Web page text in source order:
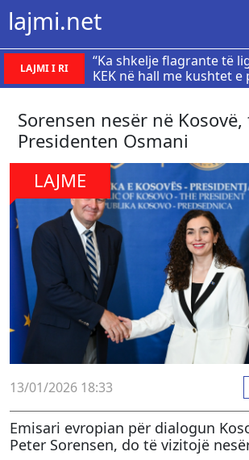
lajmi.net
LAJMI I RI
“Ka shkelje flagrante të
KEK në hall me kushtet e
Sorensen nesër në
Presidenten Osmani
LAJME
13/01/2026 18:33
Emisari evropian për dialogun
Peter Sorensen, do të vizitojë